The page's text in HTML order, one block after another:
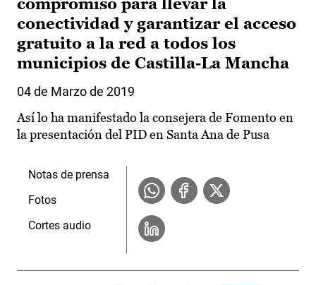
compromiso para llevar la
conectividad y garantizar el acceso
gratuito a la red a todos los
municipios de Castilla-La Mancha
04 de Marzo de 2019
Así lo ha manifestado la consejera de Fomento en
la presentación del PID en Santa Ana de Pusa
Notas de prensa
Fotos
Cortes audio